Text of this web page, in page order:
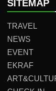
SITEMAP
TRAVEL
NEWS
EVENT
EKRAF